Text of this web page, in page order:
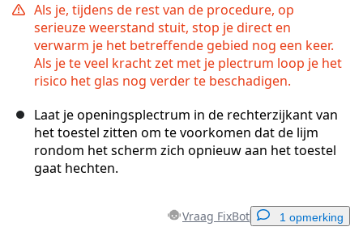
Als je, tijdens de rest van de procedure, op
serieuze weerstand stuit, stop je direct en
verwarm je het betreffende gebied nog een keer.
Als je te veel kracht zet met je plectrum loop je het
risico het glas nog verder te beschadigen.
Laat je openingsplectrum in de rechterzijkant van
het toestel zitten om te voorkomen dat de lijm
rondom het scherm zich opnieuw aan het toestel
gaat hechten.
Vraag FixBot 1 opmerking